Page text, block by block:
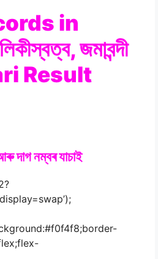
in
জমাবন্দী
Result
দাগ নম্বৰ যাচাই